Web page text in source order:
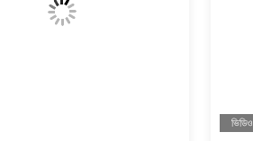
ভিডিও